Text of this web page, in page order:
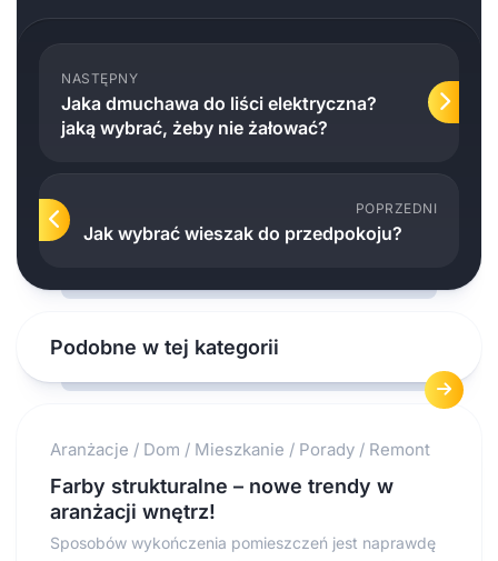
NASTĘPNY
Jaka dmuchawa do liści elektryczna?
jaką wybrać, żeby nie żałować?
POPRZEDNI
Jak wybrać wieszak do przedpokoju?
Podobne w tej kategorii
Aranżacje / Dom / Mieszkanie / Porady / Remont
Farby strukturalne – nowe trendy w
aranżacji wnętrz!
Sposobów wykończenia pomieszczeń jest naprawdę